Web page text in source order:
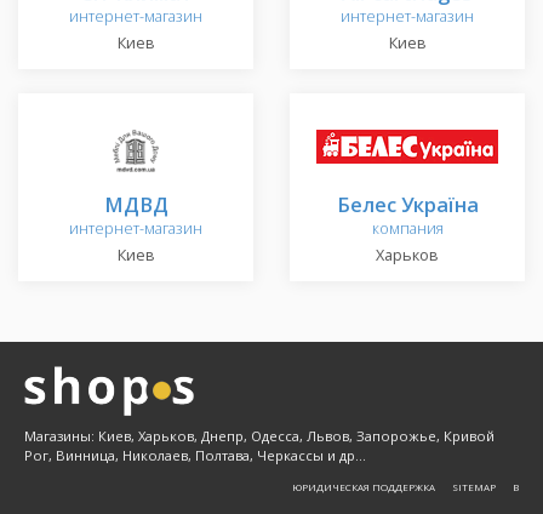
интернет-магазин
Киев
интернет-магазин
Киев
МДВД
интернет-магазин
Киев
Белес Україна
компания
Харьков
Магазины: Киев, Харьков, Днепр, Одесса, Львов, Запорожье, Кривой
Рог, Винница, Николаев, Полтава, Черкассы и др...
ЮРИДИЧЕСКАЯ ПОДДЕРЖКА SITEMAP Β